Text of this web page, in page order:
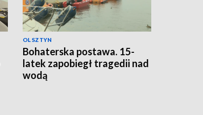
OLSZTYN
Bohaterska postawa. 15-
latek zapobiegł tragedii nad
wodą